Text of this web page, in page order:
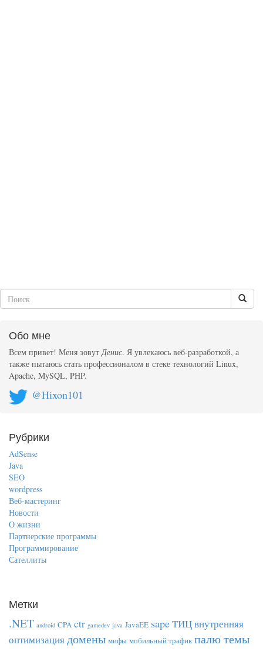
Обо мне
Всем привет! Меня зовутДенис. Я увлекаюсь веб-разработкой, а
также пытаюсь стать профессионалом в стеке технологий Linux,
Apache, MySQL, PHP.
@Hixon101
Рубрики
AdSense
Java
SEO
wordpress
Веб-мастеринг
Новости
О жизни
Партнерские программы
Программирование
Сателлиты
Метки
.NET android CPA ctr gamedev java JavaEE sapeТИЦвнутренняя
оптимизациядомены мифы мобильный трафик палю темы